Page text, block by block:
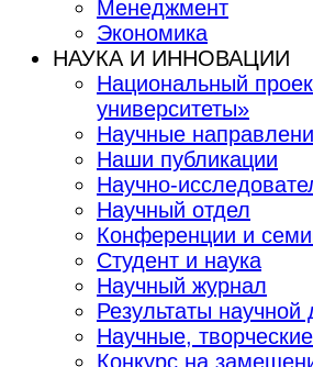
Менеджмент
Экономика
НАУКА И ИННОВАЦИИ
Национальный
университеты»
Научные
Наши публикации
Научно-
Научный отдел
Конференции и
Студент и наука
Научный журнал
Результаты научной
Научные,
Конкурс на